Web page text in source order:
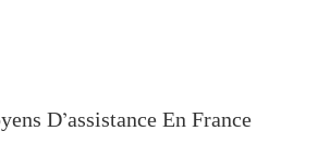
D’assistance En France